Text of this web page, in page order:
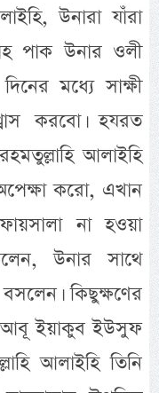
উনারা যাঁরা
পাক উনার ওলী
মধ্যে সাক্ষী
করবো। হযরত
আলাইহি
করো, এখান
না হওয়া
উনার সাথে
কিছুক্ষণের
আবূ ইয়াকুব ইউসুফ
আলাইহি তিনি